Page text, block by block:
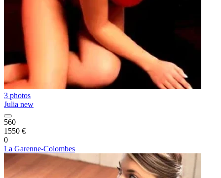
3 photos
Julia new
560
1550 €
0
La Garenne-Colombes